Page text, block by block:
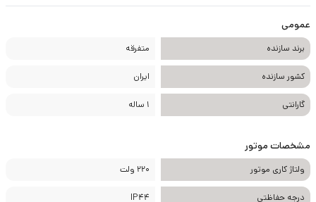
عمومی
برند سازنده متفرقه
کشور سازنده ایران
گارانتی 1 ساله
مشخصات موتور
ولتاژ کاری موتور 220 ولت
درجه حفاظتی IP44